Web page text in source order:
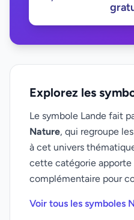
Explorez les
Le symbole Lande fait
Nature, qui regroupe
à cet univers
cette catégorie apporte
complémentaire pour
Voir tous les symboles